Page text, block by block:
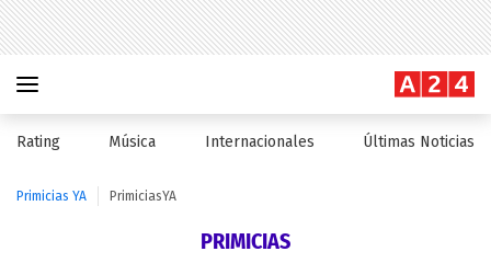
Rating Música Internacionales Últimas Noticias
Primicias YA PrimiciasYA
PRIMICIAS